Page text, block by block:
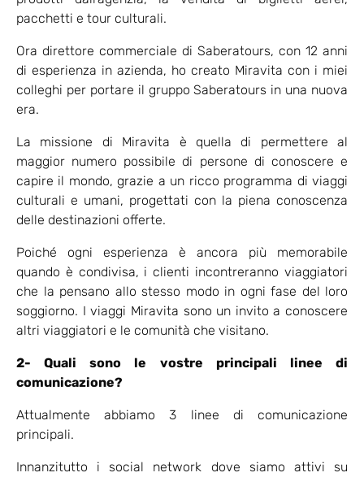
pacchetti e tour culturali.
Ora direttore commerciale di Saberatours, con 12 anni
di esperienza in azienda, ho creato Miravita con i miei
colleghi per portare il gruppo Saberatours in una nuova
era.
La missione di Miravita è quella di permettere al
maggior numero possibile di persone di conoscere e
capire il mondo, grazie a un ricco programma di viaggi
culturali e umani, progettati con la piena conoscenza
delle destinazioni offerte.
Poiché ogni esperienza è ancora più memorabile
quando è condivisa, i clienti incontreranno viaggiatori
che la pensano allo stesso modo in ogni fase del loro
soggiorno. I viaggi Miravita sono un invito a conoscere
altri viaggiatori e le comunità che visitano.
2- Quali sono le vostre principali linee di
comunicazione?
Attualmente abbiamo 3 linee di comunicazione
principali.
Innanzitutto i social network dove siamo attivi su